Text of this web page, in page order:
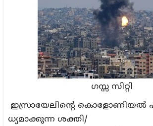
ഗസ്സ സിറ്റി
ഇസ്രായേലിന്റെ കൊളോണിയല്‍
ധ്യമാക്കുന്ന ശക്തി/